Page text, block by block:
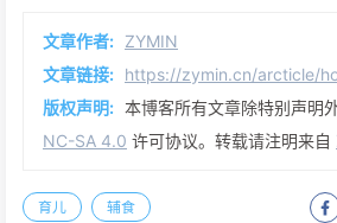
文章作者: ZYMIN
文章链接: https://zymin.cn/arcticle/
版权声明: 本博客所有文章除特别声明
NC-SA 4.0 许可协议。转载请注明来自
育儿 辅食